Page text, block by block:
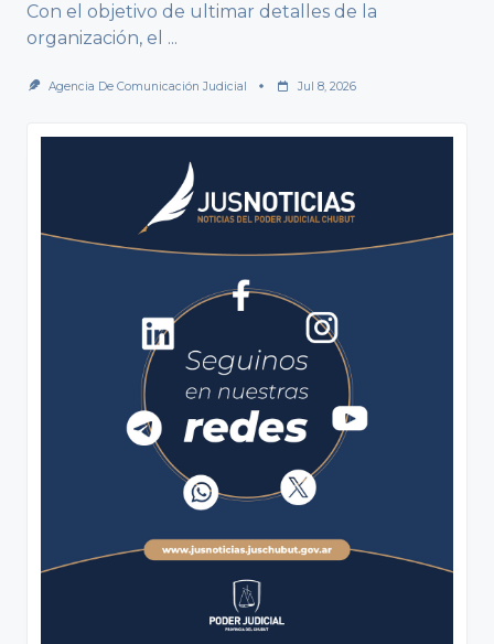
Con el objetivo de ultimar detalles de la
organización, el ...
Agencia De Comunicación Judicial Jul 8, 2026